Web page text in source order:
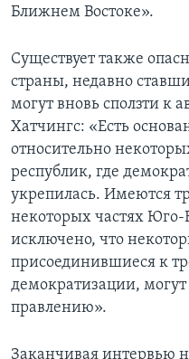
Ближнем Востоке».
Существует также
страны, недавно
могут вновь сползти к
Хатчингс: «Есть
относительно
республик, где
укрепилась. Имеются
некоторых частях
исключено, что
присоединившиеся к
демократизации,
правлению».
Заканчивая интервью